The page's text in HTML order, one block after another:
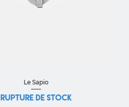
Aperçu rapide
Le Sapio
Rupture de stock